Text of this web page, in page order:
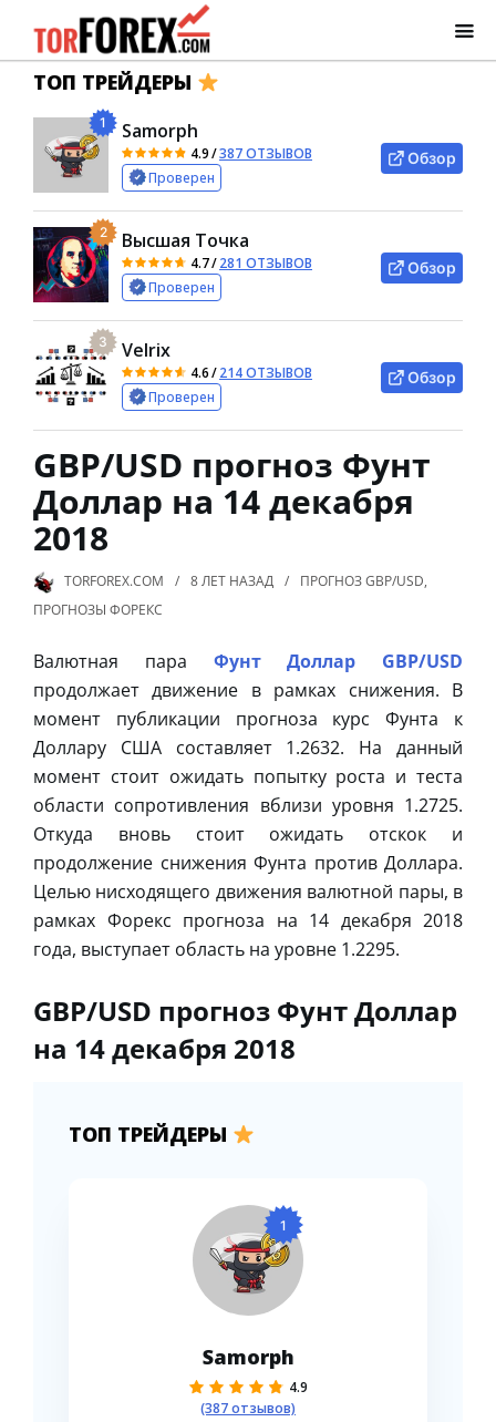
ТОП ТРЕЙДЕРЫ
1 Samorph
4.9/387 ОТЗЫВОВ
Проверен
Обзор
2 Высшая Точка
4.7/281 ОТЗЫВОВ
Проверен
Обзор
3 Velrix
4.6/214 ОТЗЫВОВ
Проверен
Обзор
GBP/USD прогноз Фунт
Доллар на 14 декабря
2018
TORFOREX.COM 8 ЛЕТ НАЗАД ПРОГНОЗ GBP/USD,
ПРОГНОЗЫ ФОРЕКС
Валютная пара Фунт Доллар GBP/USD
продолжает движение в рамках снижения. В
момент публикации прогноза курс Фунта к
Доллару США составляет 1.2632. На данный
момент стоит ожидать попытку роста и теста
области сопротивления вблизи уровня 1.2725.
Откуда вновь стоит ожидать отскок и
продолжение снижения Фунта против Доллара.
Целью нисходящего движения валютной пары, в
рамках Форекс прогноза на 14 декабря 2018
года, выступает область на уровне 1.2295.
GBP/USD прогноз Фунт Доллар
на 14 декабря 2018
ТОП ТРЕЙДЕРЫ
1
Samorph
4.9
(387 отзывов)